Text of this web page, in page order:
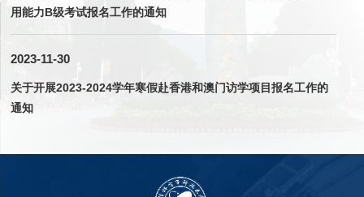
用能力B级考试报名工作的通知
2023-11-30
关于开展2023-2024学年寒假赴香港和澳门访学项目报名工作的
通知